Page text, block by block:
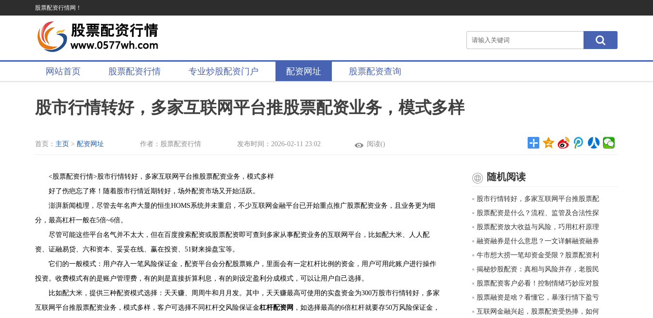
股票配资行情网！
网站首页 股票配资行情 专业炒股配资门户 配资网址 股票配资查询
股市行情转好，多家互联网平台推股票配资业务，模式多样
首页： 主页 > 配资网址 作者：股票配资行情 发布时间：2026-02-11 23:02 阅读()
<股票配资行情>股市行情转好，多家互联网平台推股票配资业务，模式多样
好了伤疤忘了疼！随着股市行情近期转好，场外配资市场又开始活跃。
澎湃新闻梳理，尽管去年名声大显的恒生HOMS系统并未重启，不少互联网金融平台已开始重点推广股票配资业务，且业务更为细
分，最高杠杆一般在5倍~6倍。
尽管可能这些平台名气并不太大，但在百度搜索配资或股票配资即可查到多家从事配资业务的互联网平台，比如配大米、人人配
资、证融易贷、六和资本、妥妥在线、赢在投资、51财来操盘宝等。
它们的一般模式：用户存入一笔风险保证金，配资平台会分配股票账户，里面会有一定杠杆比例的资金，用户可用此账户进行操作
投资。收费模式有的是账户管理费，有的则是直接折算利息，有的则设定盈利分成模式，可以让用户自己选择。
比如配大米，提供三种配资模式选择：天天赚、周周牛和月月发。其中，天天赚最高可使用的实盘资金为300万股市行情转好，多家
互联网平台推股票配资业务，模式多样，客户可选择不同杠杆交风险保证金杠杆配资网 ，如选择最高的6倍杠杆就要存50万风险保证金，
随机阅读
股市行情转好，多家互联网平台推股票配
股票配资是什么？流程、监管及合法性探
股票配资放大收益与风险，巧用杠杆原理
融资融券是什么意思？一文详解融资融券
牛市想大捞一笔却资金受限？股票配资利
揭秘炒股配资：真相与风险并存，老股民
股票配资客户必看！控制情绪巧妙应对股
股票融资是啥？看懂它，暴涨行情下盈亏
互联网金融兴起，股票配资受热捧，如何